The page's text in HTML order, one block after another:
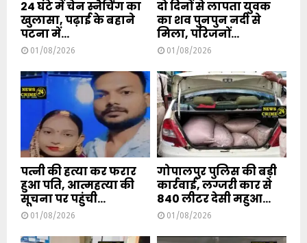
24 घंटे में चेन स्नैचिंग का
खुलासा, पढ़ाई के बहाने
पटना में...
01/08/2026
दो दिनों से लापता युवक
का शव पुनपुन नदी से
मिला, परिजनों...
01/08/2026
पत्नी की हत्या कर फरार
हुआ पति, आत्महत्या की
सूचना पर पहुंची...
01/08/2026
गोपालपुर पुलिस की बड़ी
कार्रवाई, लग्जरी कार से
840 लीटर देसी महुआ...
01/08/2026